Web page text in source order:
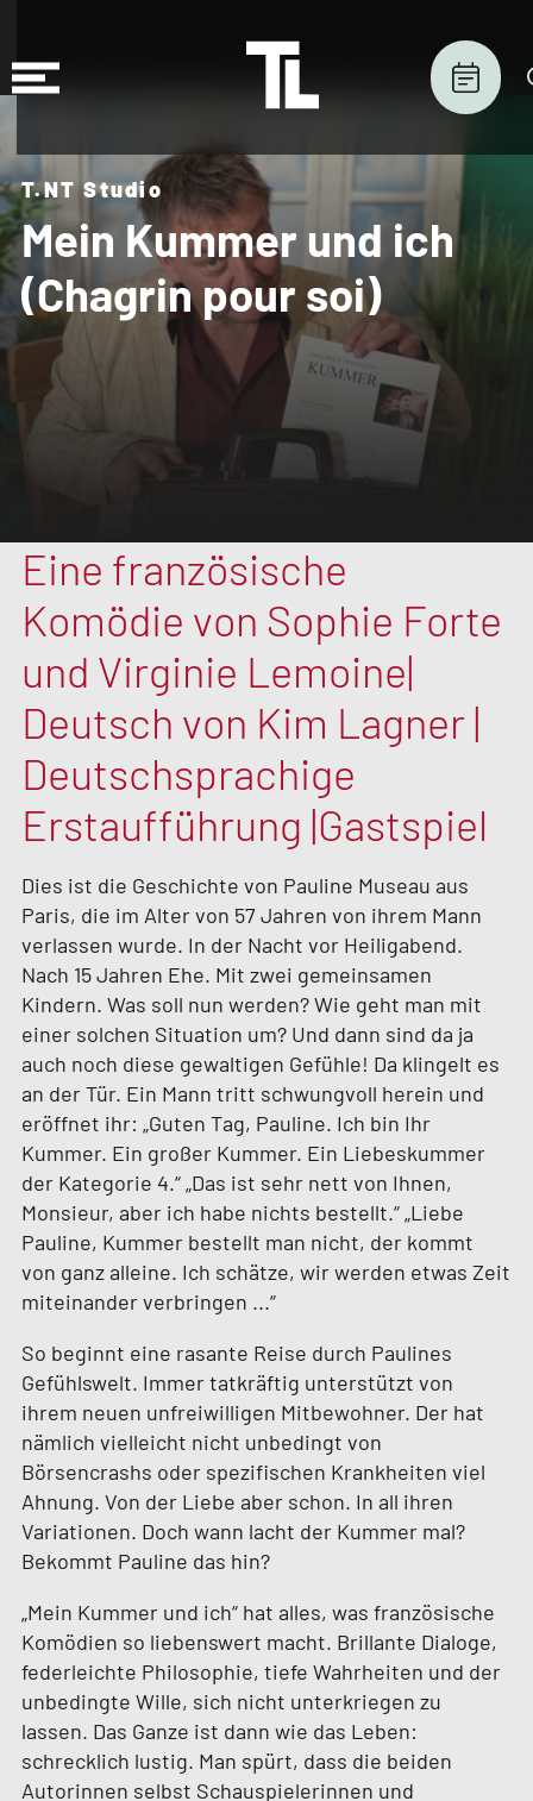
T.NT Studio
Mein Kummer und ich
(Chagrin pour soi)
Eine französische
Komödie von Sophie Forte
und Virginie Lemoine|
Deutsch von Kim Lagner |
Deutschsprachige
Erstaufführung |Gastspiel
Dies ist die Geschichte von Pauline Museau aus
Paris, die im Alter von 57 Jahren von ihrem Mann
verlassen wurde. In der Nacht vor Heiligabend.
Nach 15 Jahren Ehe. Mit zwei gemeinsamen
Kindern. Was soll nun werden? Wie geht man mit
einer solchen Situation um? Und dann sind da ja
auch noch diese gewaltigen Gefühle! Da klingelt es
an der Tür. Ein Mann tritt schwungvoll herein und
eröffnet ihr: „Guten Tag, Pauline. Ich bin Ihr
Kummer. Ein großer Kummer. Ein Liebeskummer
der Kategorie 4.“ „Das ist sehr nett von Ihnen,
Monsieur, aber ich habe nichts bestellt.“ „Liebe
Pauline, Kummer bestellt man nicht, der kommt
von ganz alleine. Ich schätze, wir werden etwas Zeit
miteinander verbringen ...“
So beginnt eine rasante Reise durch Paulines
Gefühlswelt. Immer tatkräftig unterstützt von
ihrem neuen unfreiwilligen Mitbewohner. Der hat
nämlich vielleicht nicht unbedingt von
Börsencrashs oder spezifischen Krankheiten viel
Ahnung. Von der Liebe aber schon. In all ihren
Variationen. Doch wann lacht der Kummer mal?
Bekommt Pauline das hin?
„Mein Kummer und ich“ hat alles, was französische
Komödien so liebenswert macht. Brillante Dialoge,
federleichte Philosophie, tiefe Wahrheiten und der
unbedingte Wille, sich nicht unterkriegen zu
lassen. Das Ganze ist dann wie das Leben:
schrecklich lustig. Man spürt, dass die beiden
Autorinnen selbst Schauspielerinnen und